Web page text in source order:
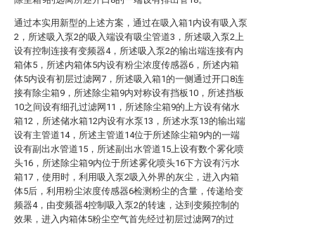
通过本实用新型的上述方案，通过在吸入箱1内设有吸入泵
2，所述吸入泵2的吸入端设有吸尘管道3，所述吸入泵2上
设有控制连接有变频器4，所述吸入泵2的输出端连接有内
箱体5，所述内箱体5内设有粉尘浓度传感器6，所述内箱
体5内设有初层过滤网7，所述吸入箱1的一侧通过开口8连
接有除尘箱9，所述除尘箱9内对称设有挡板10，所述挡板
10之间设有细孔过滤网11，所述除尘箱9的上方设有储水
箱12，所述储水箱12内设有水泵13，所述水泵13的输出端
设有主管道14，所述主管道14位于所述除尘箱9内的一端
设有副出水管道15，所述副出水管道15上设有数个雾化喷
头16，所述除尘箱9内位于所述雾化喷头16下方设有污水
箱17，使用时，利用吸入泵2吸入外界的灰尘，进入内箱
体5后，利用粉尘浓度传感器6检测粉尘的含量，传递给变
频器4，由变频器4控制吸入泵2的转速，达到变频控制的
效果，进入内箱体5粉尘空气首先经过初层过滤网7的过